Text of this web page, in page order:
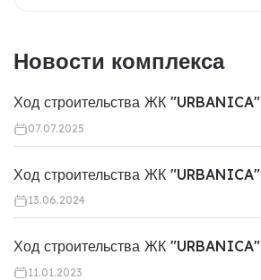
Новости комплекса
Ход строительства ЖК "URBANICA"
07.07.2025
Ход строительства ЖК "URBANICA"
13.06.2024
Ход строительства ЖК "URBANICA"
11.01.2023